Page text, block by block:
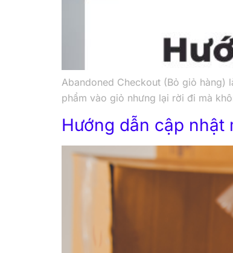
Abandoned Checkout (Bỏ giỏ hàng)
phẩm vào giỏ nhưng lại rời đi mà
Hướng dẫn cập nhật